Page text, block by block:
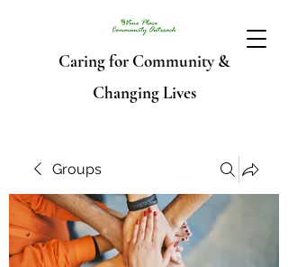
Caring for Community &
Changing Lives
Groups